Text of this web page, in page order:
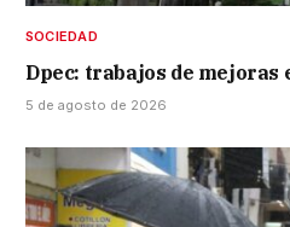
SOCIEDAD
Dpec: trabajos de
5 de agosto de 2026